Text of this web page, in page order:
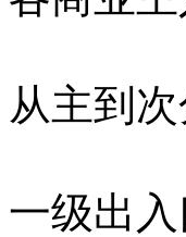
从主到次
一级出